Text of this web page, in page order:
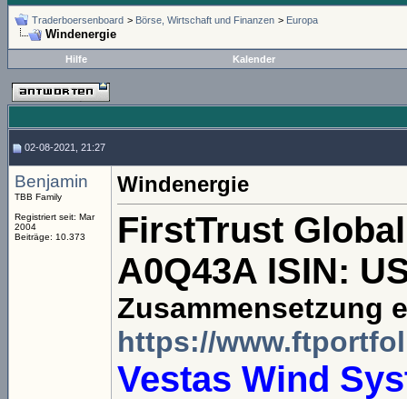
Traderboersenboard > Börse, Wirtschaft und Finanzen > Europa
Windenergie
Hilfe Kalender
02-08-2021, 21:27
Benjamin
TBB Family
Registriert seit: Mar
2004
Beiträge: 10.373
Windenergie
FirstTrust
A0Q43A ISIN:
Zusammensetzung
https://
Vestas Wind